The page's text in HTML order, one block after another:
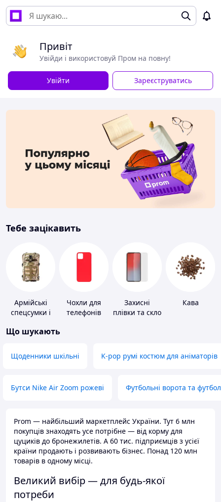
Привіт
Увійди і використовуй Пром на повну!
Увійти Зареєструватись
Тебе зацікавить
Армійські
спецсумки і
Чохли для
телефонів
Захисні
плівки та скло
Кава
Що шукають
Щоденники шкільні K-pop румі костюм для аніматорів
Бутси Nike Air Zoom рожеві Футбольні ворота та
Prom — найбільший маркетплейс України. Тут 6 млн
покупців знаходять усе потрібне — від корму для
цуциків до бронежилетів. А 60 тис. підприємців з усієї
країни продають і розвивають бізнес. Понад 120 млн
товарів в одному місці.
Великий вибір — для будь-якої
потреби